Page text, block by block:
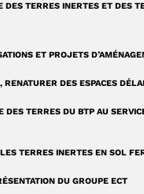
DES TERRES INERTES ET DES
ET PROJETS
RENATURER DES ESPACES
DES TERRES DU BTP AU
TERRES INERTES EN SOL
DU GROUPE ECT